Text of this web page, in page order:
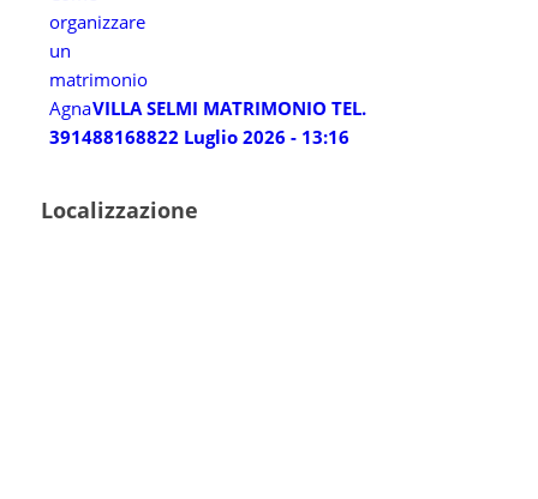
VILLA SELMI MATRIMONIO TEL.
391488168822 Luglio 2026 - 13:16
Localizzazione